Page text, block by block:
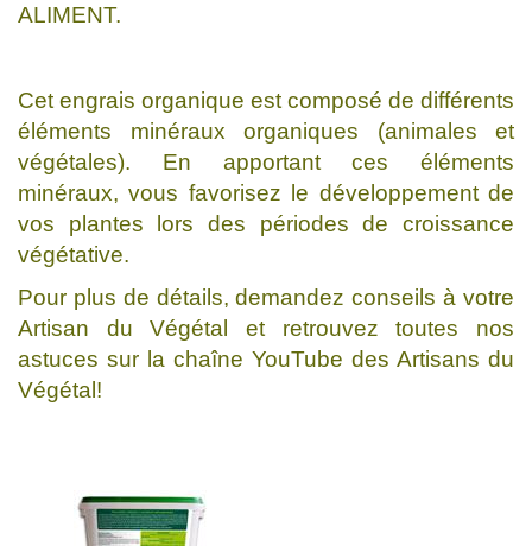
ALIMENT.
Cet engrais organique est composé de différents
éléments minéraux organiques (animales et
végétales). En apportant ces éléments
minéraux, vous favorisez le développement de
vos plantes lors des périodes de croissance
végétative.
Pour plus de détails, demandez conseils à votre
Artisan du Végétal et retrouvez toutes nos
astuces sur la chaîne YouTube des Artisans du
Végétal!